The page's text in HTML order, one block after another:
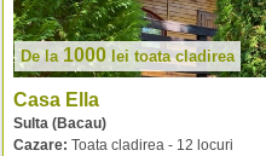
De la1000lei toata cladirea
Casa Ella
Sulta (Bacau)
Cazare: Toata cladirea - 12 locuri